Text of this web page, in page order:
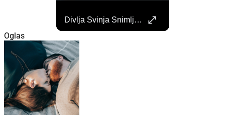
Divlja Svinja Snimljena Uz More U Primoštenu
Oglas